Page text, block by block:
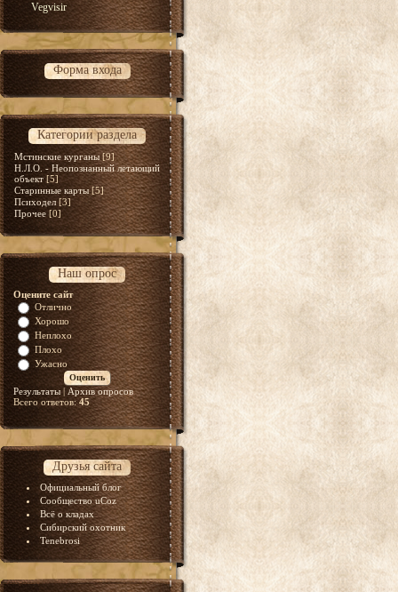
Vegvisir
Форма входа
Категории раздела
Мстинские курганы [9]
Н.Л.О. - Неопознанный летающий
объект [5]
Старинные карты [5]
Психодел [3]
Прочее [0]
Наш опрос
Оцените сайт
Отлично
Хорошо
Неплохо
Плохо
Ужасно
Результаты| Архив опросов
Всего ответов:45
Друзья сайта
Официальный блог
Сообщество uCoz
Всё о кладах
Сибирский охотник
Tenebrosi